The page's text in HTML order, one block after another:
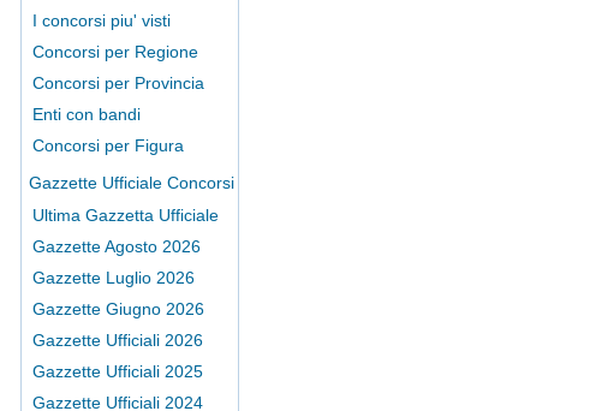
I concorsi piu' visti
Concorsi per Regione
Concorsi per Provincia
Enti con bandi
Concorsi per Figura
Gazzette Ufficiale Concorsi
Ultima Gazzetta Ufficiale
Gazzette Agosto 2026
Gazzette Luglio 2026
Gazzette Giugno 2026
Gazzette Ufficiali 2026
Gazzette Ufficiali 2025
Gazzette Ufficiali 2024